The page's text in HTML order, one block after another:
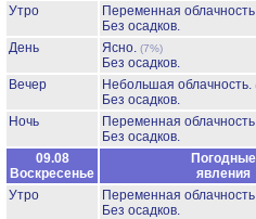
Утро
Переменная
Без осадков.
День
Ясно. (7%)
Без осадков.
Вечер
Небольшая облачность.
Без осадков.
Ночь
Переменная
Без осадков.
09.08
Воскресенье
Погодные
явления
Утро
Переменная
Без осадков.